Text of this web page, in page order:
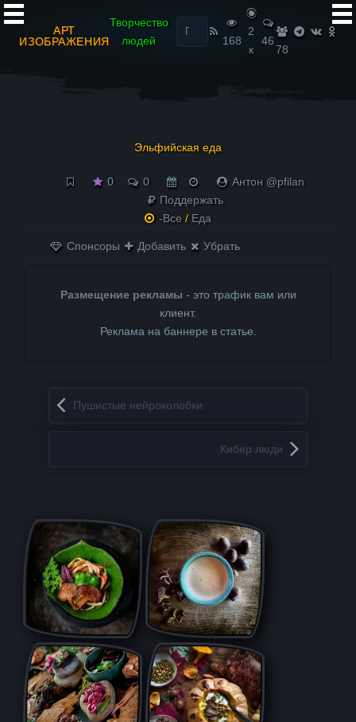
АРТ
ИЗОБРАЖЕНИЯ
Творчество
людей
Найти:
168
2
к
46
78
Эльфийская еда
0 0
Антон @pfilan
Поддержать
-Все / Еда
Спонсоры Добавить Убрать
Размещение рекламы - это трафик вам или
клиент.
Реклама на баннере в статье.
Запись навигация
Пушистые нейроколобки
Кибер люди